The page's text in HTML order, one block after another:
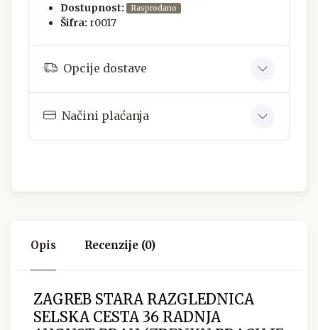
Dostupnost:
Rasprodano
Šifra: r0017
Opcije dostave
Načini plaćanja
Opis Recenzije (0)
ZAGREB STARA RAZGLEDNICA
SELSKA CESTA 36 RADNJA